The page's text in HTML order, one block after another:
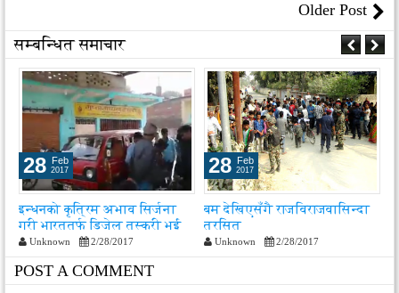
Older Post
सम्बन्धित समाचार
28 Feb
2017
इन्धनको कृत्रिम अभाव सिर्जना
गरी भारततर्फ डिजेल तस्करी भई
रहेको न्यौपानेको आरोप
Unknown 2/28/2017
28 Feb
2017
बम देखिएसँगै राजविराजवासिन्दा
त्रसित
Unknown 2/28/2017
POST A COMMENT